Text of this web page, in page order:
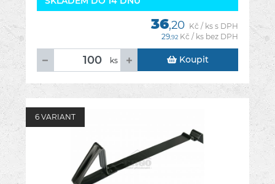
36,20 Kč / ks s DPH
29,92 Kč / ks bez DPH
ks Koupit
6 VARIANT